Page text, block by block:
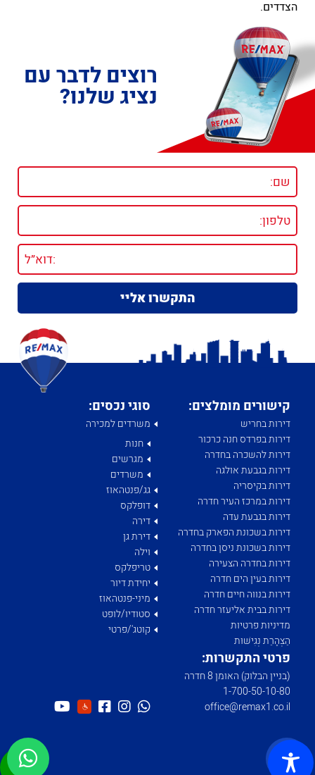
הצדדים.
רוצים לדבר עם
נציג שלנו?
קישורים מומלצים:
דירות בחריש
דירות בפרדס חנה כרכור
דירות להשכרה בחדרה
דירות בגבעת אולגה
דירות בקיסריה
דירות במרכז העיר חדרה
דירות בגבעת עדה
דירות בשכונת הפארק בחדרה
דירות בשכונת ניסן בחדרה
דירות בחדרה הצעירה
דירות בעין הים חדרה
דירות בנווה חיים חדרה
דירות בבית אליעזר חדרה
מדיניות פרטיות
הַצְהָרַת נְגִישׁוּת
סוגי נכסים:
משרדים למכירה
חנות
מגרשים
משרדים
גג/פנטהאוז
דופלקס
דירה
דירת גן
וילה
טריפלקס
יחידת דיור
מיני-פנטהאוז
סטודיו/לופט
קוטג'/פרטי
פרטי התקשרות:
(בניין הבלוק) האומן 8 חדרה
1­-700­-50-­10-­80
office@remax1.co.il